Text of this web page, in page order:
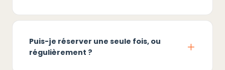
Puis-je réserver une seule fois, ou
régulièrement ?